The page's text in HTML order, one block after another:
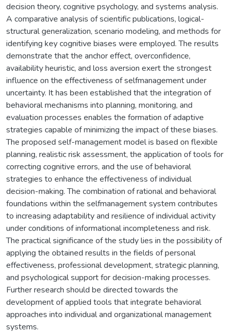
decision theory, cognitive psychology, and systems analysis.
A comparative analysis of scientific publications, logical-
structural generalization, scenario modeling, and methods for
identifying key cognitive biases were employed. The results
demonstrate that the anchor effect, overconfidence,
availability heuristic, and loss aversion exert the strongest
influence on the effectiveness of selfmanagement under
uncertainty. It has been established that the integration of
behavioral mechanisms into planning, monitoring, and
evaluation processes enables the formation of adaptive
strategies capable of minimizing the impact of these biases.
The proposed self-management model is based on flexible
planning, realistic risk assessment, the application of tools for
correcting cognitive errors, and the use of behavioral
strategies to enhance the effectiveness of individual
decision-making. The combination of rational and behavioral
foundations within the selfmanagement system contributes
to increasing adaptability and resilience of individual activity
under conditions of informational incompleteness and risk.
The practical significance of the study lies in the possibility of
applying the obtained results in the fields of personal
effectiveness, professional development, strategic planning,
and psychological support for decision-making processes.
Further research should be directed towards the
development of applied tools that integrate behavioral
approaches into individual and organizational management
systems.